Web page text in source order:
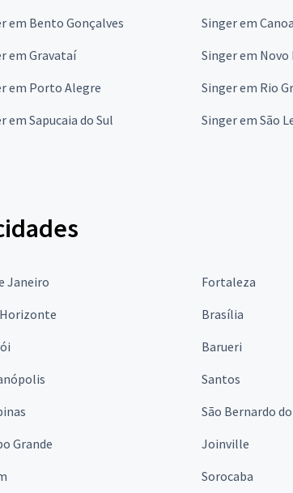
em Bento Gonçalves
Singer em
em Gravataí
Singer em
em Porto Alegre
Singer em Rio
em Sapucaia do Sul
Singer em São
Janeiro
Fortaleza
Brasília
Barueri
Santos
São Bernardo
Grande
Joinville
Sorocaba